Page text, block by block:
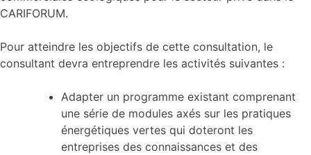
CARIFORUM.
Pour atteindre les objectifs de cette consultation, le
consultant devra entreprendre les activités suivantes :
Adapter un programme existant comprenant
une série de modules axés sur les pratiques
énergétiques vertes qui doteront les
entreprises des connaissances et des